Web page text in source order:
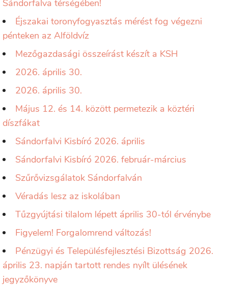
Sándorfalva térségében!
Éjszakai toronyfogyasztás mérést fog végezni
pénteken az Alföldvíz
Mezőgazdasági összeírást készít a KSH
2026. április 30.
2026. április 30.
Május 12. és 14. között permetezik a köztéri
díszfákat
Sándorfalvi Kisbíró 2026. április
Sándorfalvi Kisbíró 2026. február-március
Szűrővizsgálatok Sándorfalván
Véradás lesz az iskolában
Tűzgyújtási tilalom lépett április 30-tól érvénybe
Figyelem! Forgalomrend változás!
Pénzügyi és Településfejlesztési Bizottság 2026.
április 23. napján tartott rendes nyílt ülésének
jegyzőkönyve